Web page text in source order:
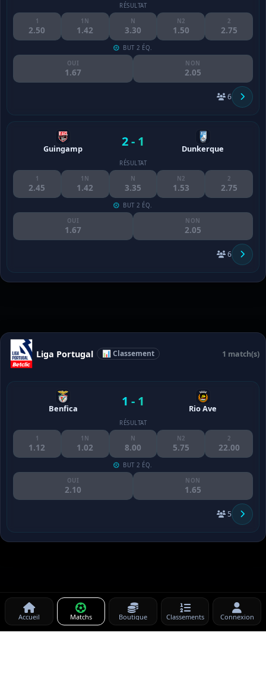
RÉSULTAT
1
2.50
1N
1.42
N
3.30
N2
1.50
2
2.75
BUT 2 ÉQ.
OUI
1.67
NON
2.05
6
Guingamp 2 - 1 Dunkerque
RÉSULTAT
1
2.45
1N
1.42
N
3.35
N2
1.53
2
2.75
BUT 2 ÉQ.
OUI
1.67
NON
2.05
6
Liga Portugal 📊 Classement 1 match(s)
Benfica 1 - 1 Rio Ave
RÉSULTAT
1
1.12
1N
1.02
N
8.00
N2
5.75
2
22.00
BUT 2 ÉQ.
OUI
2.10
NON
1.65
5
Accueil Matchs Boutique Classements Connexion